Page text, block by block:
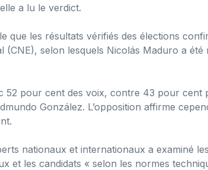
a lu le verdict.
que les résultats vérifiés des élections
selon lesquels Nicolás Maduro a été
52 pour cent des voix, contre 43 pour cent
González. L’opposition affirme
nationaux et internationaux a examiné
et les candidats « selon les normes